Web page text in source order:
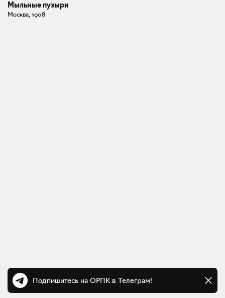
Мыльные пузыри
Москва, 1908
Подпишитесь на ОРПК в Телеграм!